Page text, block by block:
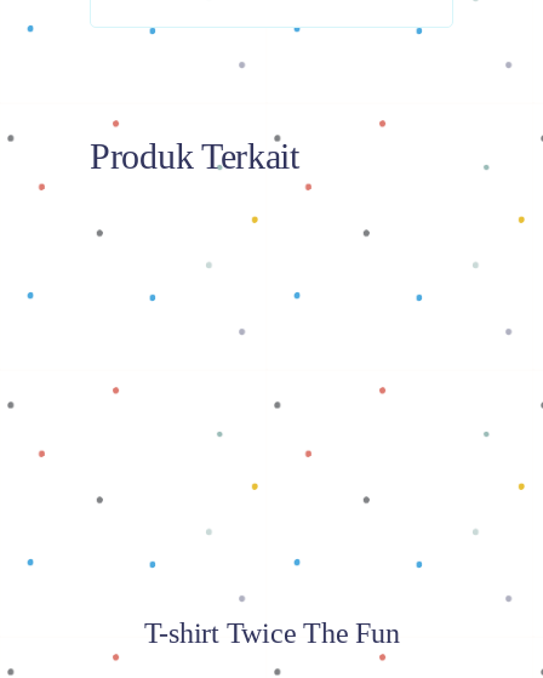
Produk Terkait
Baca selengkapnya
T-shirt Twice The Fun